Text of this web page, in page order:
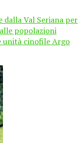
Val Seriana per
popolazioni
unità cinofile Argo